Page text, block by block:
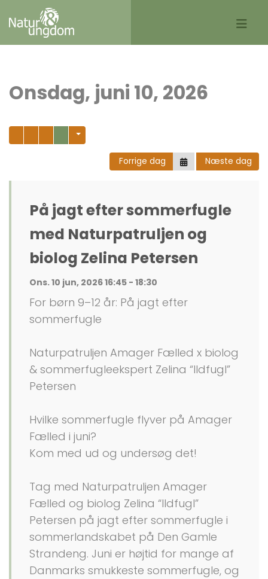
Onsdag, juni 10, 2026
Forrige dag Næste dag
På jagt efter sommerfugle
med Naturpatruljen og
biolog Zelina Petersen
Ons. 10 jun, 2026 16:45 - 18:30
For børn 9–12 år: På jagt efter
sommerfugle
Naturpatruljen Amager Fælled x biolog
& sommerfugleekspert Zelina “Ildfugl”
Petersen
Hvilke sommerfugle flyver på Amager
Fælled i juni?
Kom med ud og undersøg det!
Tag med Naturpatruljen Amager
Fælled og biolog Zelina “Ildfugl”
Petersen på jagt efter sommerfugle i
sommerlandskabet på Den Gamle
Strandeng. Juni er højtid for mange af
Danmarks smukkeste sommerfugle, og